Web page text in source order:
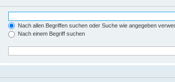
Nach allen Begriffen suchen oder Suche wie angegeben
Nach einem Begriff suchen